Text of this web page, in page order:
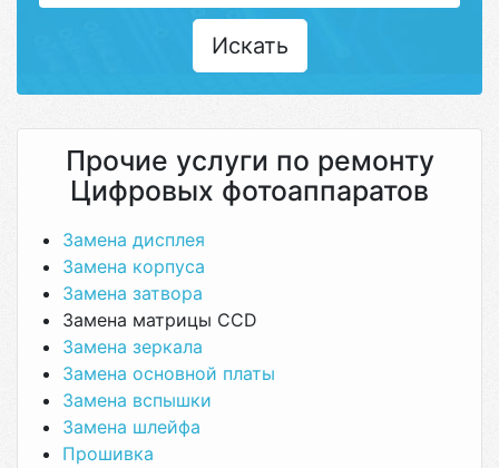
Искать
Прочие услуги по ремонту
Цифровых фотоаппаратов
Замена дисплея
Замена корпуса
Замена затвора
Замена матрицы CCD
Замена зеркала
Замена основной платы
Замена вспышки
Замена шлейфа
Прошивка